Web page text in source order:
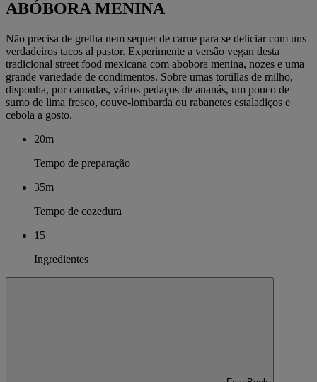
ABÓBORA MENINA
Não precisa de grelha nem sequer de carne para se deliciar com uns
verdadeiros tacos al pastor. Experimente a versão vegan desta
tradicional street food mexicana com abobora menina, nozes e uma
grande variedade de condimentos. Sobre umas tortillas de milho,
disponha, por camadas, vários pedaços de ananás, um pouco de
sumo de lima fresco, couve-lombarda ou rabanetes estaladiços e
cebola a gosto.
20m
Tempo de preparação
35m
Tempo de cozedura
15
Ingredientes